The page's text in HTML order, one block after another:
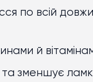
по всій
й
зменшує